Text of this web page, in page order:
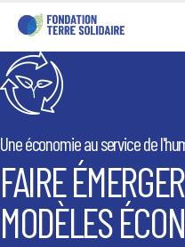
Une économie au service de
FAIRE
MODÈLES